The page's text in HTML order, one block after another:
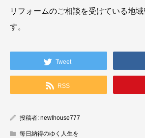
リフォームのご相談を受けている地
す。
Tweet
RSS
投稿者: newlhouse777
毎日納得のゆく人生を